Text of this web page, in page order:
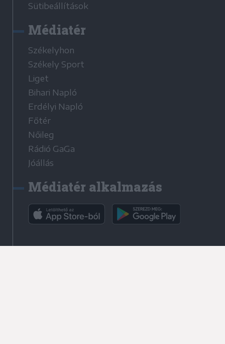
Sütibeállítások
Médiatér
Székelyhon
Székely Sport
Liget
Bihari Napló
Erdélyi Napló
Főtér
Nőileg
Rádió GaGa
Jóállás
Médiatér alkalmazás